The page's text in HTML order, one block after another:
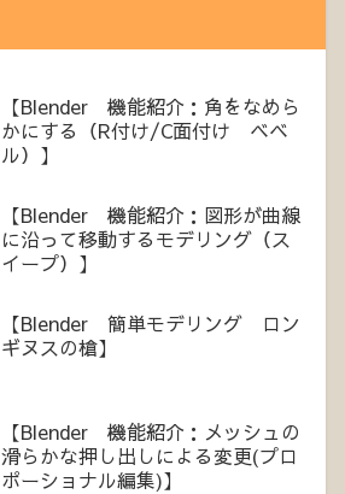
【Blender 機能紹介：角をなめら
かにする（R付け/C面付け ベベ
ル）】
【Blender 機能紹介：図形が曲線
に沿って移動するモデリング（ス
イープ）】
【Blender 簡単モデリング ロン
ギヌスの槍】
【Blender 機能紹介：メッシュの
滑らかな押し出しによる変更(プロ
ポーショナル編集)】